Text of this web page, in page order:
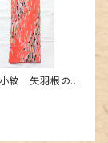
小紋 矢羽根の地
６６cm